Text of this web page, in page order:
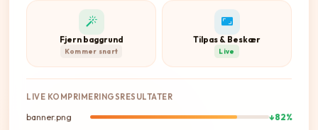
Fjern baggrund
Kommer snart
Tilpas & Beskær
Live
LIVE KOMPRIMERINGSRESULTATER
banner.png
↓82%